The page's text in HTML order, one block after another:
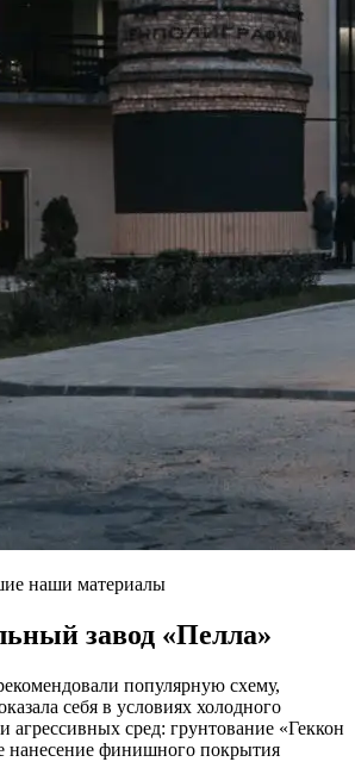
наши материалы
завод «Пелла»
популярную схему,
себя в условиях холодного
агрессивных сред: грунтование «Геккон
нанесение финишного покрытия